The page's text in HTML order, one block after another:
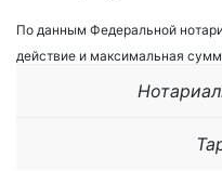
По данным Федеральной
действие и максимальная